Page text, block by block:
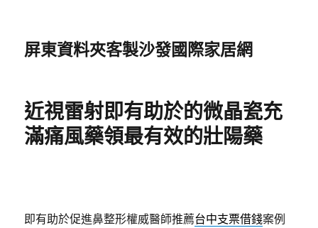
屏東資料夾客製沙發國際家居網
近視雷射即有助於的微晶瓷充
滿痛風藥領最有效的壯陽藥
即有助於促進鼻整形權威醫師推薦台中支票借錢案例